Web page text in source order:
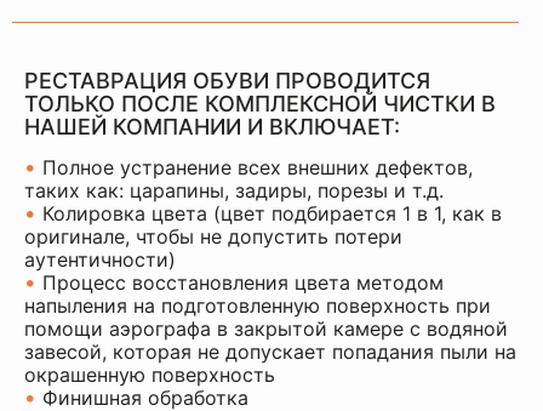
РЕСТАВРАЦИЯ ОБУВИ ПРОВОДИТСЯ
ТОЛЬКО ПОСЛЕ КОМПЛЕКСНОЙ ЧИСТКИ В
НАШЕЙ КОМПАНИИ И ВКЛЮЧАЕТ:
• Полное устранение всех внешних дефектов,
таких как: царапины, задиры, порезы и т.д.
• Колировка цвета (цвет подбирается 1 в 1, как в
оригинале, чтобы не допустить потери
аутентичности)
• Процесс восстановления цвета методом
напыления на подготовленную поверхность при
помощи аэрографа в закрытой камере с водяной
завесой, которая не допускает попадания пыли на
окрашенную поверхность
• Финишная обработка